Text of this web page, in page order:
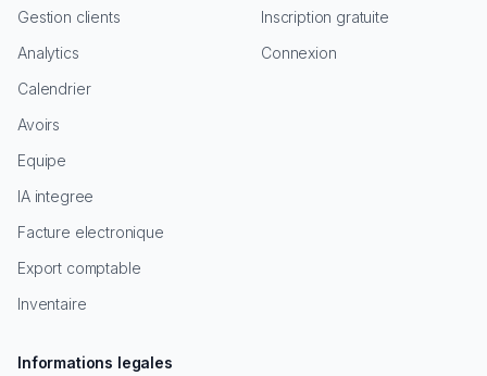
Gestion clients
Analytics
Calendrier
Avoirs
Equipe
IA integree
Facture electronique
Export comptable
Inventaire
Inscription gratuite
Connexion
Informations legales